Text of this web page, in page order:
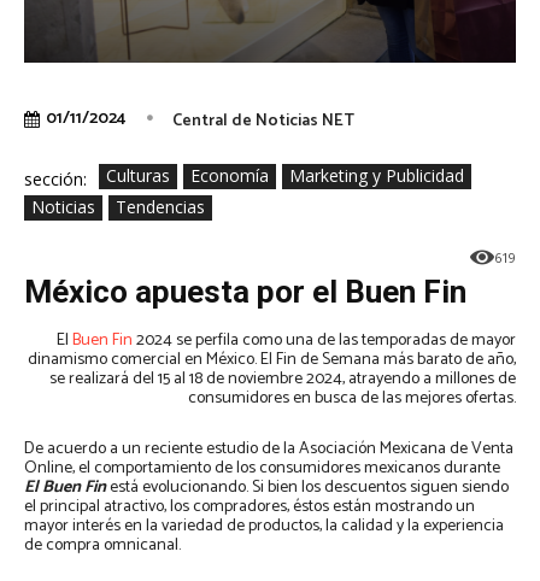
01/11/2024 Central de Noticias NET
sección: Culturas Economía
Marketing y Publicidad
Noticias
Tendencias
619
México apuesta por el Buen Fin
ElBuen Fin2024 se perfila como una de las temporadas de mayor
dinamismo comercial en México. El Fin de Semana más barato de año,
se realizará del 15 al 18 de noviembre 2024, atrayendo a millones de
consumidores en busca de las mejores ofertas.
De acuerdo a un reciente estudio de la Asociación Mexicana de Venta
Online, el comportamiento de los consumidores mexicanos durante
El Buen Finestá evolucionando. Si bien los descuentos siguen siendo
el principal atractivo, los compradores, éstos están mostrando un
mayor interés en la variedad de productos, la calidad y la experiencia
de compra omnicanal.